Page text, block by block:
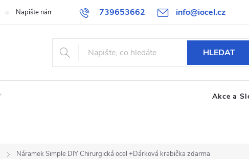
739653662 info@iocel.cz
Napište nám Blog Obchodní podmínky Oblíbené
HLEDAT
Akce a
Náramek Simple DIY Chirurgická ocel +Dárková krabička zdarma